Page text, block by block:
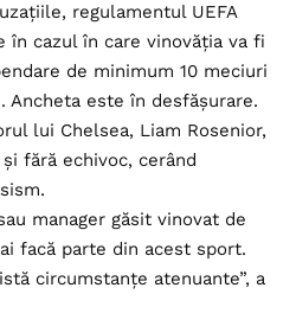
regulamentul UEFA
în cazul în care vinovăția va fi
de minimum 10 meciuri
este în desfășurare.
lui Chelsea, Liam Rosenior,
fără echivoc, cerând
manager găsit vinovat de
facă parte din acest sport.
circumstanțe atenuante”, a